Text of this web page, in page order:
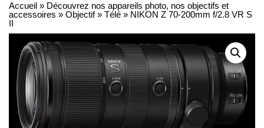
Accueil » Découvrez nos appareils photo, nos objectifs et
accessoires » Objectif» Télé » NIKON Z 70-200mm f/2.8 VR S
II